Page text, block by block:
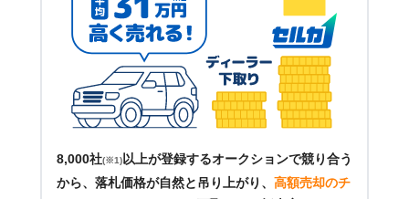
8,000社(※1) 以上が登録するオークションで競り合う
から、落札価格が自然と吊り上がり、 高額売却のチ